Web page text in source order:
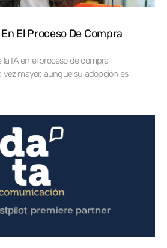
El Proceso De Compra
la IA en el proceso de compra
mayor, aunque su adopción es